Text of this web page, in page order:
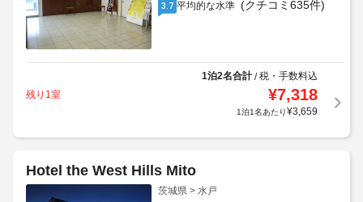
3.7 平均的な水準 (クチコミ635件)
1泊2名合計/税・手数料込
残り1室
¥7,318
1泊1名あたり¥3,659
Hotel the West Hills Mito
茨城県 > 水戸